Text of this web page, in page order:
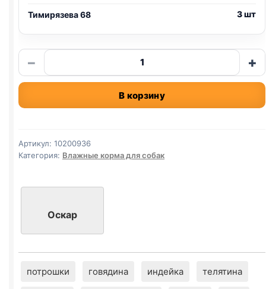
Тимирязева 68 3 шт
−
Количество
товара
Оскар
б
350г
+
В корзину
Артикул: 10200936
Категория: Влажные корма для собак
Оскар
потрошки говядина индейка телятина